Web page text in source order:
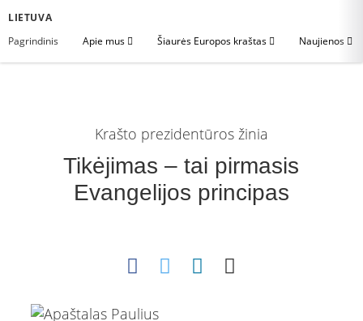
LIETUVA
Pagrindinis
Apie mus Šiaurės Europos kraštas Naujienos
Krašto prezidentūros žinia
Tikėjimas – tai pirmasis
Evangelijos principas